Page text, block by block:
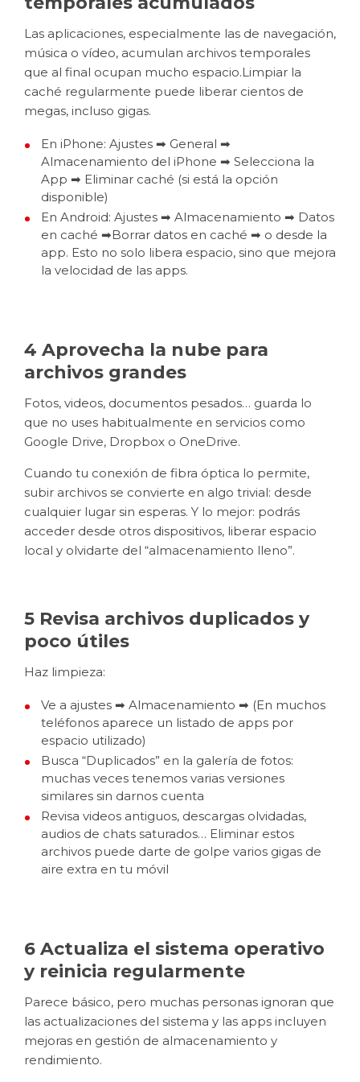
Las aplicaciones, especialmente las de navegación,
música o vídeo, acumulan archivos temporales
que al final ocupan mucho espacio.Limpiar la
caché regularmente puede liberar cientos de
megas, incluso gigas.
En iPhone: Ajustes ➡ General ➡
Almacenamiento del iPhone ➡ Selecciona la
App ➡ Eliminar caché (si está la opción
disponible)
En Android: Ajustes ➡ Almacenamiento ➡ Datos
en caché ➡Borrar datos en caché ➡ o desde la
app. Esto no solo libera espacio, sino que mejora
la velocidad de las apps.
4 Aprovecha la nube para
archivos grandes
Fotos, videos, documentos pesados… guarda lo
que no uses habitualmente en servicios como
Google Drive, Dropbox o OneDrive.
Cuando tu conexión de fibra óptica lo permite,
subir archivos se convierte en algo trivial: desde
cualquier lugar sin esperas. Y lo mejor: podrás
acceder desde otros dispositivos, liberar espacio
local y olvidarte del “almacenamiento lleno”.
5 Revisa archivos duplicados y
poco útiles
Haz limpieza:
Ve a ajustes ➡ Almacenamiento ➡ (En muchos
teléfonos aparece un listado de apps por
espacio utilizado)
Busca “Duplicados” en la galería de fotos:
muchas veces tenemos varias versiones
similares sin darnos cuenta
Revisa videos antiguos, descargas olvidadas,
audios de chats saturados… Eliminar estos
archivos puede darte de golpe varios gigas de
aire extra en tu móvil
6 Actualiza el sistema operativo
y reinicia regularmente
Parece básico, pero muchas personas ignoran que
las actualizaciones del sistema y las apps incluyen
mejoras en gestión de almacenamiento y
rendimiento.